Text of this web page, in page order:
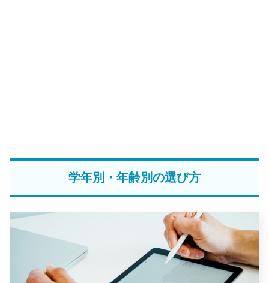
学年別・年齢別の選び方